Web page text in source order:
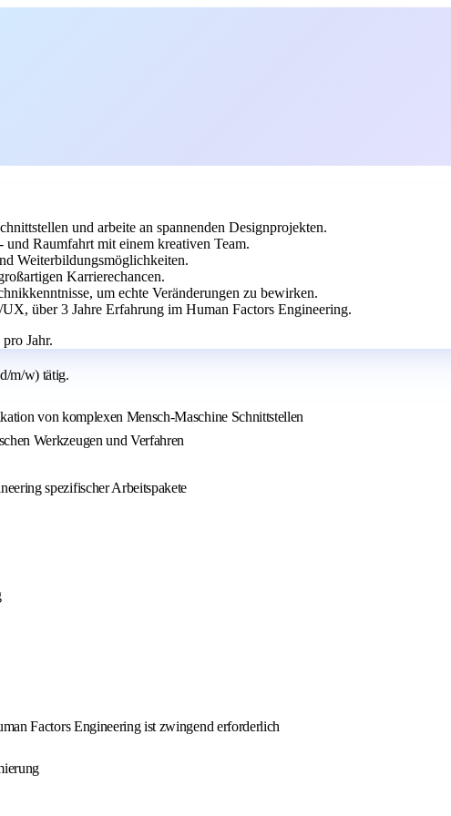
und arbeite an spannenden Designprojekten.
Raumfahrt mit einem kreativen Team.
Weiterbildungsmöglichkeiten.
Karrierechancen.
um echte Veränderungen zu bewirken.
über 3 Jahre Erfahrung im Human Factors Engineering.
Jahr.
m/w) tätig.
von komplexen Mensch-Maschine Schnittstellen
Werkzeugen und Verfahren
spezifischer Arbeitspakete
Factors Engineering ist zwingend erforderlich